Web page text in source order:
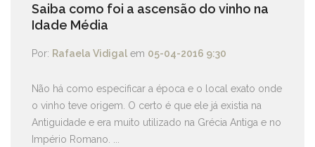
Saiba como foi a ascensão do vinho na
Idade Média
Por: Rafaela Vidigal em 05-04-2016 9:30
Não há como especificar a época e o local exato onde
o vinho teve origem. O certo é que ele já existia na
Antiguidade e era muito utilizado na Grécia Antiga e no
Império Romano. ...